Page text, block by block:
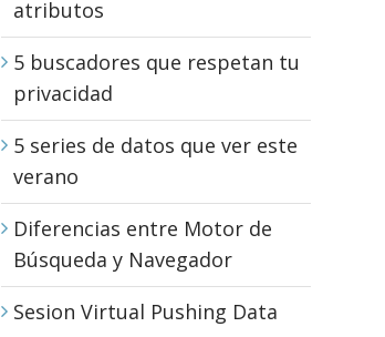
atributos
5 buscadores que respetan tu
privacidad
5 series de datos que ver este
verano
Diferencias entre Motor de
Búsqueda y Navegador
Sesion Virtual Pushing Data